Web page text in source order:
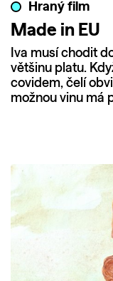
Hraný film
Made in EU
Iva musí chodit
většinu platu.
covidem, čelí
možnou vinu má